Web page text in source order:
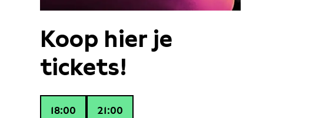
Koop hier je
tickets!
18:00 21:00